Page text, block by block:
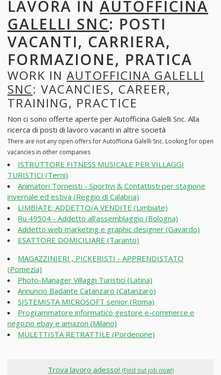
LAVORA IN AUTOFFICINA
GALELLI SNC: POSTI
VACANTI, CARRIERA,
FORMAZIONE, PRATICA
WORK IN AUTOFFICINA GALELLI
SNC: VACANCIES, CAREER,
TRAINING, PRACTICE
Non ci sono offerte aperte per Autofficina Galelli Snc. Alla
ricerca di posti di lavoro vacanti in altre società
There are not any open offers for Autofficina Galelli Snc. Looking for open
vacancies in other companies
ISTRUTTORE FITNESS MUSICALE PER VILLAGGI
TURISTICI (Terni)
Animatori Torneisti - Sportivi & Contattisti per stagione
invernale ed estiva (Reggio di Calabria)
LIMBIATE: ADDETTO/A VENDITE (Limbiate)
Ru 49504 - Addetto all'assemblaggio (Bologna)
Addetto web marketing e graphic designer (Gavardo)
ESATTORE DOMICILIARE (Taranto)
MAGAZZINIERI , PICKERISTI - APPRENDISTATO
(Pomezia)
Photo-Manager Villaggi Turistici (Latina)
Annuncio Badante Catanzaro (Catanzaro)
SISTEMISTA MICROSOFT senior (Roma)
Programmatore informatico gestore e-commerce e
negozio ebay e amazon (Milano)
MULETTISTA RETRATTILE (Pordenone)
Trova lavoro adesso! (Find out job now!)